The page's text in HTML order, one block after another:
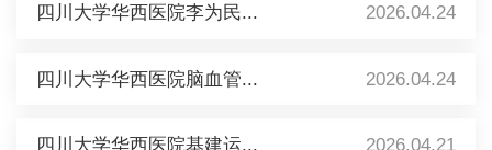
四川大学华西医院李为民... 2026.04.24
四川大学华西医院脑血管... 2026.04.24
四川大学华西医院基建运... 2026.04.21